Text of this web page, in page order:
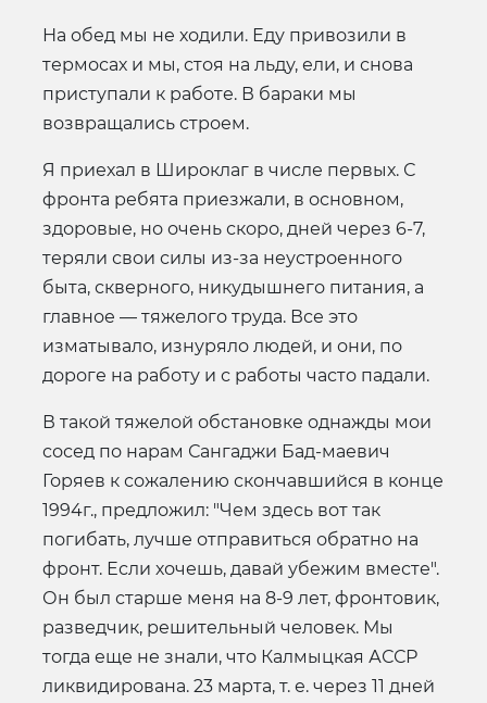
На обед мы не ходили. Еду привозили в
термосах и мы, стоя на льду, ели, и снова
приступали к работе. В бараки мы
возвращались строем.
Я приехал в Широклаг в числе первых. С
фронта ребята приезжали, в основном,
здоровые, но очень скоро, дней через 6-7,
теряли свои силы из-за неустроенного
быта, скверного, никудышнего питания, а
главное — тяжелого труда. Все это
изматывало, изнуряло людей, и они, по
дороге на работу и с работы часто падали.
В такой тяжелой обстановке однажды мои
сосед по нарам Сангаджи Бад-маевич
Горяев к сожалению скончавшийся в конце
1994г., предложил: "Чем здесь вот так
погибать, лучше отправиться обратно на
фронт. Если хочешь, давай убежим вместе".
Он был старше меня на 8-9 лет, фронтовик,
разведчик, решительный человек. Мы
тогда еще не знали, что Калмыцкая АССР
ликвидирована. 23 марта, т. е. через 11 дней